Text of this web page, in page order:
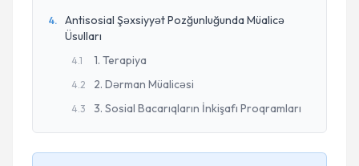
4.
Antisosial Şəxsiyyət Pozğunluğunda Müalicə
Üsulları
4.1 1. Terapiya
4.2 2. Dərman Müalicəsi
4.3 3. Sosial Bacarıqların İnkişafı Proqramları